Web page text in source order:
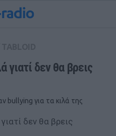
γιατί δεν θα βρεις
bullying για τα κιλά της